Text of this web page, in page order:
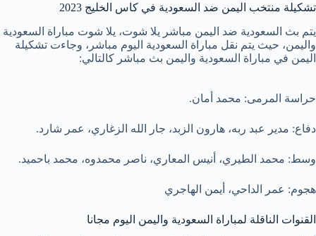
تشكيلة منتخب اليمن ضد السعودية في كاس الخليج 2023
يتم بث السعودية ضد اليمن مباشر يلا شوت، يلا شوت مباراة السعودية
واليمن، حيث يتم نقل مباراة السعودية اليوم مباشر، وجاءت تشكيلة
اليمن في مباراة السعودية واليمن بث مباشر كالتالي:
حراسة المرمى: محمد أمان.
دفاع: مدير عبد ربه، هارون الزبد، جار الله الزغاري، عمر شارد.
وسط: محمد الطيري، أنيس المعاري، ناصر محمدوه، محمد باحميد.
هجوم: عمر الداحي، أيمن الهاجري
القنوات الناقلة لمباراة السعودية واليمن اليوم مجانا